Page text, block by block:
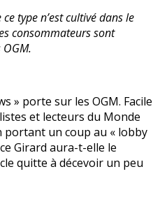
type n’est cultivé dans le
consommateurs sont
» porte sur les OGM. Facile
et lecteurs du Monde
un coup au « lobby
Girard aura-t-elle le
quitte à décevoir un peu